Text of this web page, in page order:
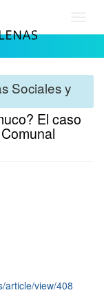
Sociales y
El caso
article/view/408